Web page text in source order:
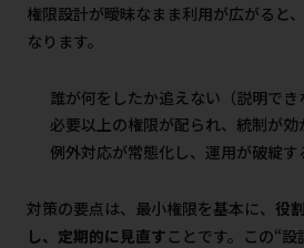
権限設計が曖昧なまま利用が広がると
なります。
誰が何をしたか追えない（説明でき
必要以上の権限が配られ、統制が効
例外対応が常態化し、運用が破綻す
対策の要点は、最小権限を基本に、 役
し、定期的に見直す ことです。この“